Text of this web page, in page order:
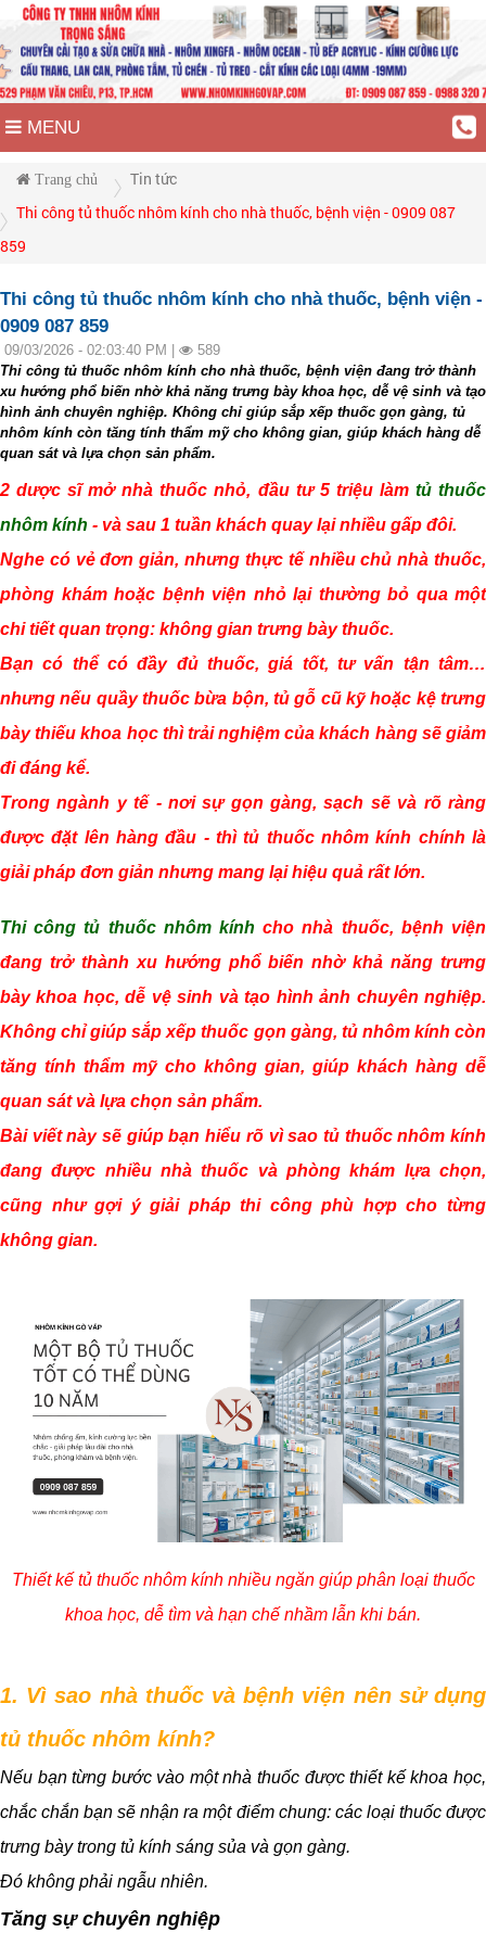
MENU
Trang chủ
Tin tức
Thi công tủ thuốc nhôm kính cho nhà thuốc, bệnh viện - 0909 087
859
Thi công tủ thuốc nhôm kính cho nhà thuốc, bệnh viện -
0909 087 859
09/03/2026 - 02:03:40 PM |
589
Thi công tủ thuốc nhôm kính cho nhà thuốc, bệnh viện đang trở thành
xu hướng phổ biến nhờ khả năng trưng bày khoa học, dễ vệ sinh và tạo
hình ảnh chuyên nghiệp. Không chỉ giúp sắp xếp thuốc gọn gàng, tủ
nhôm kính còn tăng tính thẩm mỹ cho không gian, giúp khách hàng dễ
quan sát và lựa chọn sản phẩm.
2 dược sĩ mở nhà thuốc nhỏ, đầu tư 5 triệu làm tủ thuốc
nhôm kính - và sau 1 tuần khách quay lại nhiều gấp đôi.
Nghe có vẻ đơn giản, nhưng thực tế nhiều chủ nhà thuốc,
phòng khám hoặc bệnh viện nhỏ lại thường bỏ qua một
chi tiết quan trọng: không gian trưng bày thuốc.
Bạn có thể có đầy đủ thuốc, giá tốt, tư vấn tận tâm…
nhưng nếu quầy thuốc bừa bộn, tủ gỗ cũ kỹ hoặc kệ trưng
bày thiếu khoa học thì trải nghiệm của khách hàng sẽ giảm
đi đáng kể.
Trong ngành y tế - nơi sự gọn gàng, sạch sẽ và rõ ràng
được đặt lên hàng đầu - thì tủ thuốc nhôm kính chính là
giải pháp đơn giản nhưng mang lại hiệu quả rất lớn.
Thi công tủ thuốc nhôm kính cho nhà thuốc, bệnh viện
đang trở thành xu hướng phổ biến nhờ khả năng trưng
bày khoa học, dễ vệ sinh và tạo hình ảnh chuyên nghiệp.
Không chỉ giúp sắp xếp thuốc gọn gàng, tủ nhôm kính còn
tăng tính thẩm mỹ cho không gian, giúp khách hàng dễ
quan sát và lựa chọn sản phẩm.
Bài viết này sẽ giúp bạn hiểu rõ vì sao tủ thuốc nhôm kính
đang được nhiều nhà thuốc và phòng khám lựa chọn,
cũng như gợi ý giải pháp thi công phù hợp cho từng
không gian.
Thiết kế tủ thuốc nhôm kính nhiều ngăn giúp phân loại thuốc
khoa học, dễ tìm và hạn chế nhầm lẫn khi bán.
1. Vì sao nhà thuốc và bệnh viện nên sử dụng
tủ thuốc nhôm kính?
Nếu bạn từng bước vào một nhà thuốc được thiết kế khoa học,
chắc chắn bạn sẽ nhận ra một điểm chung: các loại thuốc được
trưng bày trong tủ kính sáng sủa và gọn gàng.
Đó không phải ngẫu nhiên.
Tăng sự chuyên nghiệp